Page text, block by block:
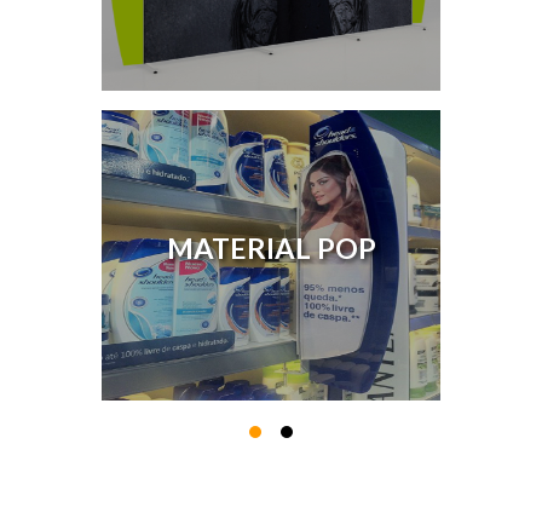
MATERIAL POP